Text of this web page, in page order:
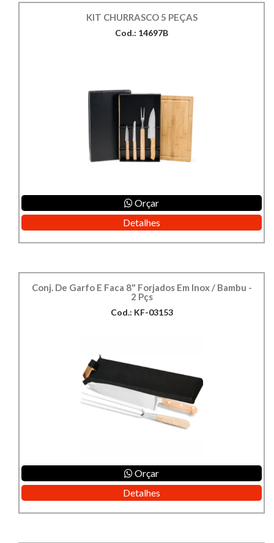
KIT CHURRASCO 5 PEÇAS
Cod.: 14697B
Orçar
Detalhes
Conj. De Garfo E Faca 8" Forjados Em Inox / Bambu -
2 Pçs
Cod.: KF-03153
Orçar
Detalhes